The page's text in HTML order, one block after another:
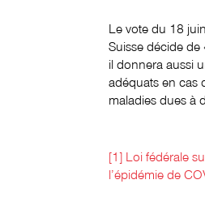
Le vote du 18
Suisse décide
il donnera aussi
adéquats en cas
maladies dues à
[1] Loi fédérale
l’épidémie de